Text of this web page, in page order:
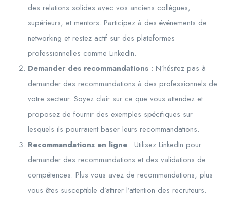
des relations solides avec vos anciens collègues,
supérieurs, et mentors. Participez à des événements de
networking et restez actif sur des plateformes
professionnelles comme LinkedIn.
Demander des recommandations : N’hésitez pas à
demander des recommandations à des professionnels de
votre secteur. Soyez clair sur ce que vous attendez et
proposez de fournir des exemples spécifiques sur
lesquels ils pourraient baser leurs recommandations.
Recommandations en ligne : Utilisez LinkedIn pour
demander des recommandations et des validations de
compétences. Plus vous avez de recommandations, plus
vous êtes susceptible d’attirer l’attention des recruteurs.